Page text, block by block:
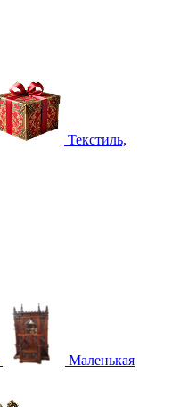
Текстиль,
Маленькая